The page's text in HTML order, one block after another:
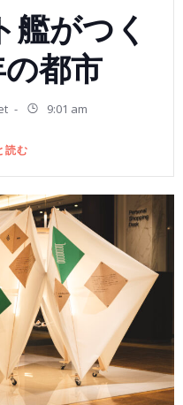
艦がつく
都市
- 9:01 am
読む